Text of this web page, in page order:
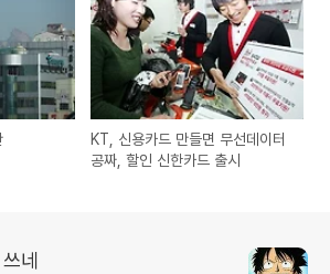
KT, 신용카드 만들면 무선데이터
공짜, 할인 신한카드 출시
네